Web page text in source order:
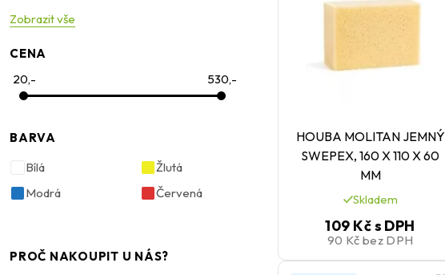
250ml
Zobrazit vše
CENA
20,-
530,-
BARVA
Bílá
Modrá
Žlutá
Červená
PROČ NAKOUPIT U NÁS?
HOUBA MOLITAN JEMNÝ
SWEPEX, 160 X 110 X 60
MM
Skladem
109 Kčs DPH
90 Kč bez DPH